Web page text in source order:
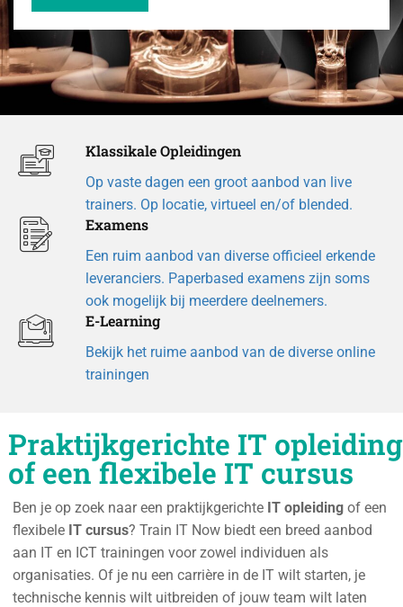
Klassikale Opleidingen
Op vaste dagen een groot aanbod van live
trainers. Op locatie, virtueel en/of blended.
Examens
Een ruim aanbod van diverse officieel erkende
leveranciers. Paperbased examens zijn soms
ook mogelijk bij meerdere deelnemers.
E-Learning
Bekijk het ruime aanbod van de diverse online
trainingen
Praktijkgerichte IT opleiding
of een flexibele IT cursus
Ben je op zoek naar een praktijkgerichte IT opleiding of een
flexibele IT cursus? Train IT Now biedt een breed aanbod
aan IT en ICT trainingen voor zowel individuen als
organisaties. Of je nu een carrière in de IT wilt starten, je
technische kennis wilt uitbreiden of jouw team wilt laten